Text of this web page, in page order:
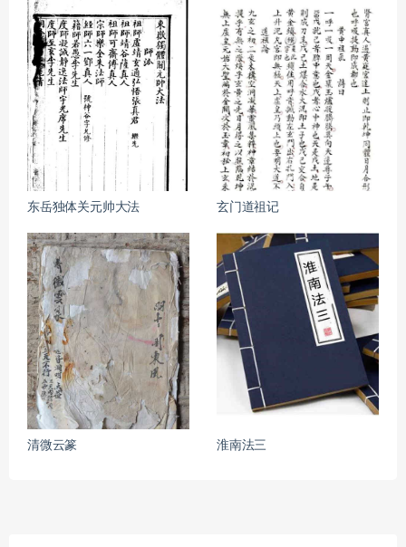
东岳独体关元帅大法 玄门道祖记
清微云篆 淮南法三